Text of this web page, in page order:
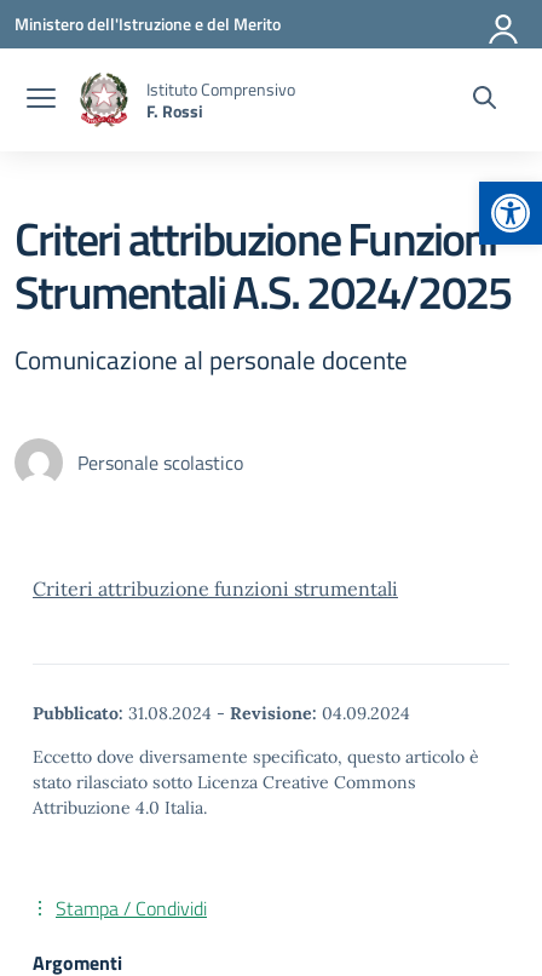
Vai ai contenuti
Vai al menu di navigazione
Vai al footer
Ministero dell'Istruzione e del Merito
Istituto Comprensivo
F. Rossi
Criteri attribuzione Funzioni
Strumentali A.S. 2024/2025
Comunicazione al personale docente
Personale scolastico
Criteri attribuzione funzioni strumentali
Pubblicato: 31.08.2024 - Revisione: 04.09.2024
Eccetto dove diversamente specificato, questo articolo è
stato rilasciato sotto Licenza Creative Commons
Attribuzione 4.0 Italia.
Stampa / Condividi
Argomenti